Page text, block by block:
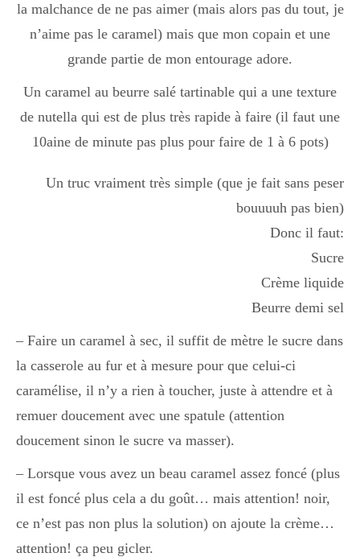
plats
Dessert
Boisson chaudes
Mes amis en cuisine
Recettes Végétariennes
Resto
Tuto
la malchance de ne pas aimer (mais alors pas du tout, je
n’aime pas le caramel) mais que mon copain et une
grande partie de mon entourage adore.
Un caramel au beurre salé tartinable qui a une texture
de nutella qui est de plus très rapide à faire (il faut une
10aine de minute pas plus pour faire de 1 à 6 pots)
Un truc vraiment très simple (que je fait sans peser
bouuuuh pas bien)
Donc il faut:
Sucre
Crème liquide
Beurre demi sel
– Faire un caramel à sec, il suffit de mètre le sucre dans
la casserole au fur et à mesure pour que celui-ci
caramélise, il n’y a rien à toucher, juste à attendre et à
remuer doucement avec une spatule (attention
doucement sinon le sucre va masser).
– Lorsque vous avez un beau caramel assez foncé (plus
il est foncé plus cela a du goût… mais attention! noir,
ce n’est pas non plus la solution) on ajoute la crème…
attention! ça peu gicler.